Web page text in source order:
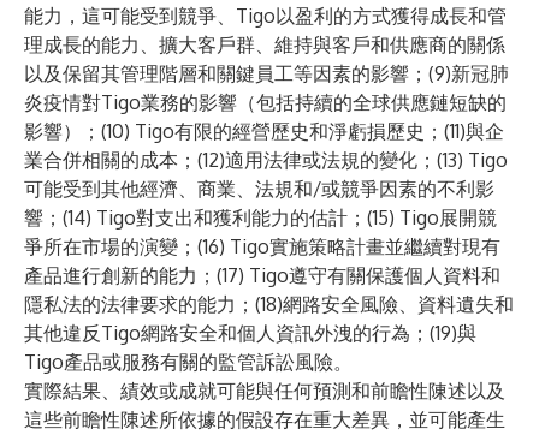
能力，這可能受到競爭、Tigo以盈利的方式獲得成長和管
理成長的能力、擴大客戶群、維持與客戶和供應商的關係
以及保留其管理階層和關鍵員工等因素的影響；(9)新冠肺
炎疫情對Tigo業務的影響（包括持續的全球供應鏈短缺的
影響）；(10) Tigo有限的經營歷史和淨虧損歷史；(11)與企
業合併相關的成本；(12)適用法律或法規的變化；(13) Tigo
可能受到其他經濟、商業、法規和/或競爭因素的不利影
響；(14) Tigo對支出和獲利能力的估計；(15) Tigo展開競
爭所在市場的演變；(16) Tigo實施策略計畫並繼續對現有
產品進行創新的能力；(17) Tigo遵守有關保護個人資料和
隱私法的法律要求的能力；(18)網路安全風險、資料遺失和
其他違反Tigo網路安全和個人資訊外洩的行為；(19)與
Tigo產品或服務有關的監管訴訟風險。
實際結果、績效或成就可能與任何預測和前瞻性陳述以及
這些前瞻性陳述所依據的假設存在重大差異，並可能產生